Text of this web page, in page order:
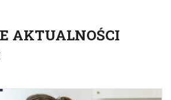
AKTUALNOŚCI